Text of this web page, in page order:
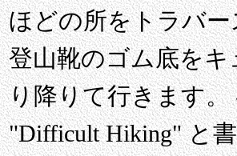
ほどの所をトラバ
登山靴のゴム底を
り降りて行きます
"Difficult Hiking" と